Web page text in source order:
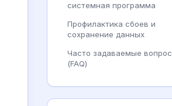
системная программа
Профилактика сбоев и
сохранение данных
Часто задаваемые
(FAQ)